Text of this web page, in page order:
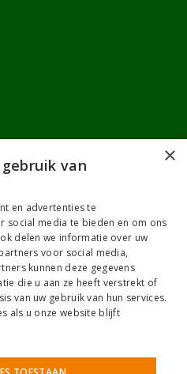
YoutubeLinkedInInstagram
×
van
en advertenties te
social media te bieden en om ons
delen we informatie over uw
voor social media,
kunnen deze gegevens
die u aan ze heeft verstrekt of
van uw gebruik van hun services.
als u onze website blijft